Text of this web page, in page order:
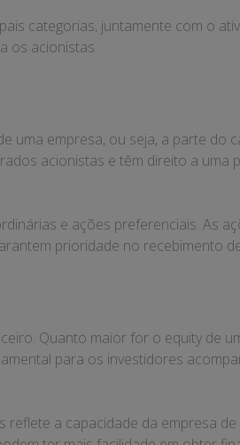
categorias, juntamente com o
os acionistas.
empresa, ou seja, a parte do
acionistas e têm direito a uma
e ações preferenciais. As
prioridade no recebimento
Quanto maior for o equity de
para os investidores
a capacidade da empresa